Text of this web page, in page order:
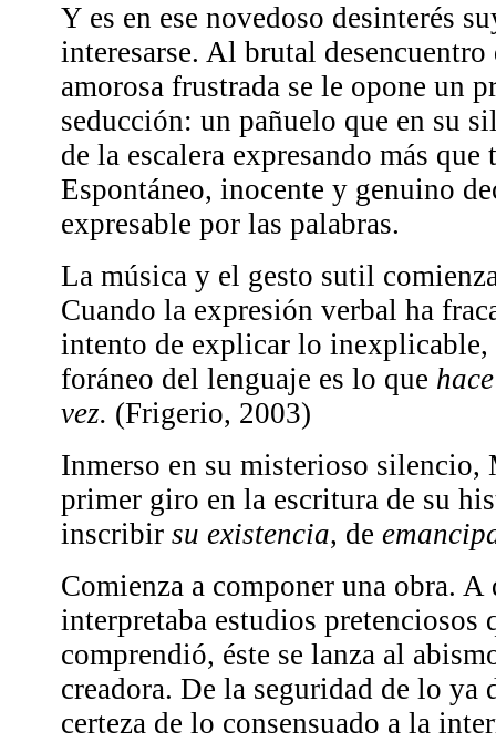
Y es en ese novedoso desinterés
interesarse. Al brutal
amorosa frustrada se le opone un
seducción: un pañuelo que en su
de la escalera expresando más
Espontáneo, inocente y genuino
expresable por las palabras.
La música y el gesto sutil
Cuando la expresión verbal ha
intento de explicar lo inexplicable,
foráneo del lenguaje es lo que
vez. (Frigerio, 2003)
Inmerso en su misterioso
primer giro en la escritura de su
inscribir su existencia, de
Comienza a componer una obra.
interpretaba estudios pretenciosos
comprendió, éste se lanza al
creadora. De la seguridad de lo ya
certeza de lo consensuado a la